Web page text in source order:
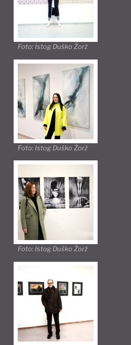
Foto: Istog Duško Žorž
Foto: Istog Duško Žorž
Foto: Istog Duško Žorž